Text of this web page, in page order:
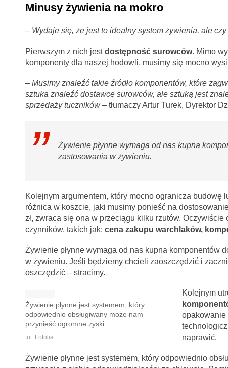
Minusy żywienia na mokro
– Wydaje się, że jest to idealny system żywienia, ale
Pierwszym z nich jestdostępność surowców. Mimo
komponenty dla naszej hodowli, musimy się mocno
– Musimy znaleźć takie źródło komponentów, które
sztuka znaleźć dostawcę surowców, ale sztuką jest
sprzedaży tuczników – tłumaczy Artur Turek, Dyrektor
Żywienie płynne wymaga od nas kupna
zastosowania w żywieniu.
Kolejnym argumentem, który mocno ogranicza
różnica w koszcie, jaki musimy ponieść na
zł, zwraca się ona w przeciągu kilku rzutów.
czynników, takich jak: cena zakupu warchlaków,
Żywienie płynne wymaga od nas kupna komponentów
w żywieniu. Jeśli będziemy chcieli zaoszczędzić i
oszczędzić – stracimy.
Żywienie płynne jest systemem, który
odpowiednio obsługiwany może nam
przynieść ogromne zyski.
fot. Fotolia
Kolejnym
opakowanie
naprawić.
Żywienie płynne jest systemem, który odpowiednio